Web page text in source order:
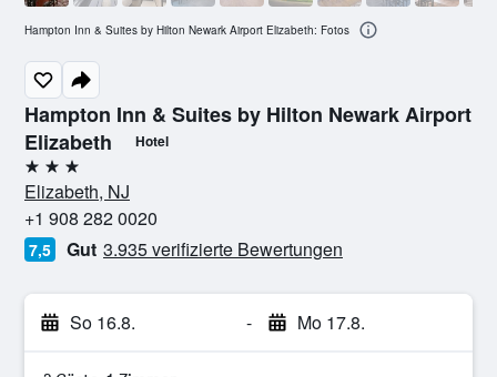
Hampton Inn & Suites by Hilton Newark Airport
Elizabeth
Hotel
3 Sterne
Elizabeth, NJ
+1 908 282 0020
7,5 Gut 3.935 verifizierte Bewertungen
So 16.8. - Mo 17.8.
Hampton Inn & Suites by Hilton Newark Airport Elizabeth: Fotos